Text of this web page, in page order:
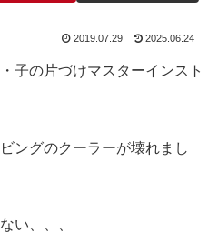
2019.07.29 2025.06.24
子の片づけマスターインスト
ングのクーラーが壊れまし
い、、、